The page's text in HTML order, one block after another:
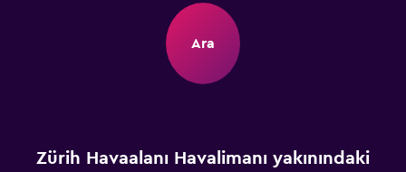
Ara
Zürih Havaalanı Havalimanı yakınındaki